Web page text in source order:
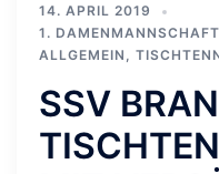
14. APRIL 2019
1. DAMENMANNSCHAFT
ALLGEMEIN ,
SSV